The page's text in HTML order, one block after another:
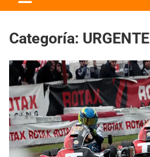
Categoría: URGENTE